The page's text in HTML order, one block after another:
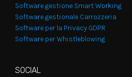
Software gestione Smart Working
Software gestionale Carrozzeria
Software per la Privacy GDPR
Software per Whistleblowing
SOCIAL